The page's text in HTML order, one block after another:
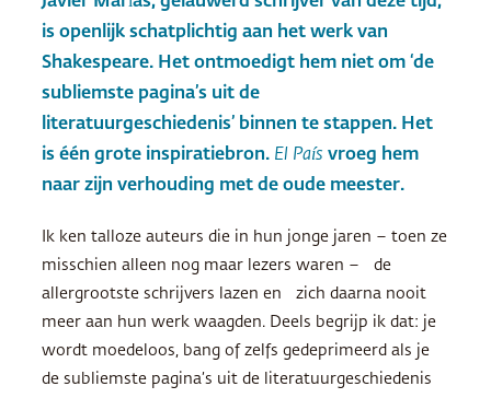
is openlijk schatplichtig aan het werk van
Shakespeare. Het ontmoedigt hem niet om ‘de
subliemste pagina’s uit de
literatuurgeschiedenis’ binnen te stappen. Het
is één grote inspiratiebron. El País vroeg hem
naar zijn verhouding met de oude meester.
Ik ken talloze auteurs die in hun jonge jaren – toen ze
misschien alleen nog maar lezers waren – de
allergrootste schrijvers lazen en zich daarna nooit
meer aan hun werk waagden. Deels begrijp ik dat: je
wordt moedeloos, bang of zelfs gedeprimeerd als je
de subliemste pagina’s uit de literatuurgeschiedenis